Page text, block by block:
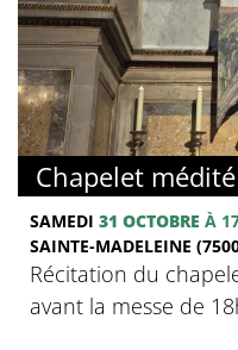
Chapelet médité
SAMEDI 31 OCTOBRE À
SAINTE-MADELEINE
Récitation du
avant la messe de